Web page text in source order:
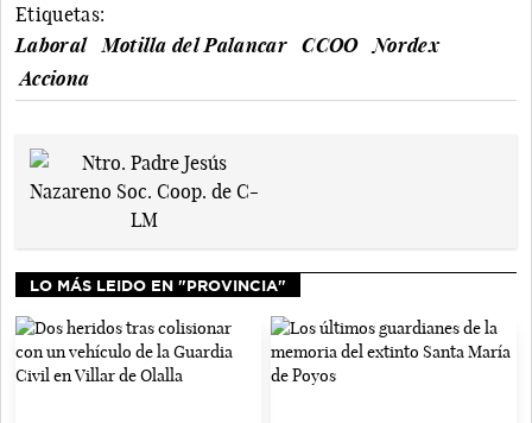
Etiquetas:
Laboral
Motilla del Palancar CCOO
Nordex
Acciona
LO MÁS LEIDO EN "PROVINCIA"